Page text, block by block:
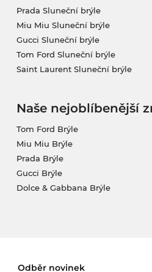
Prada Sluneční brýle
Miu Miu Sluneční brýle
Gucci Sluneční brýle
Tom Ford Sluneční brýle
Saint Laurent Sluneční brýle
Naše nejoblíbenější
Tom Ford Brýle
Miu Miu Brýle
Prada Brýle
Gucci Brýle
Dolce & Gabbana Brýle
Odběr novinek